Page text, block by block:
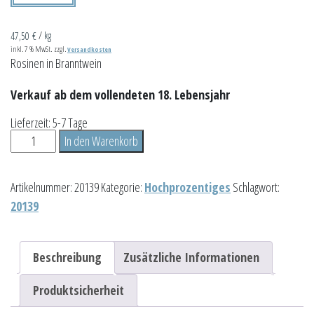
47,50 €/ kg
inkl. 7 % MwSt. zzgl. Versandkosten
Rosinen in Branntwein
Verkauf ab dem vollendeten 18. Lebensjahr
Lieferzeit:5-7 Tage
Bohntjesopp
200g
In den Warenkorb
Artikelnummer: 20139Kategorie: Hochprozentiges Schlagwort:
20139
Beschreibung
Zusätzliche Informationen
Produktsicherheit